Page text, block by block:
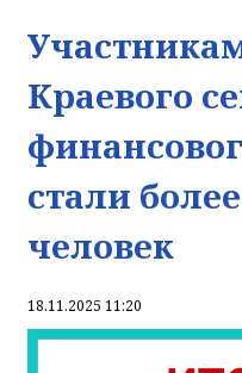
Краевого
стали
человек
18.11.2025 11:20